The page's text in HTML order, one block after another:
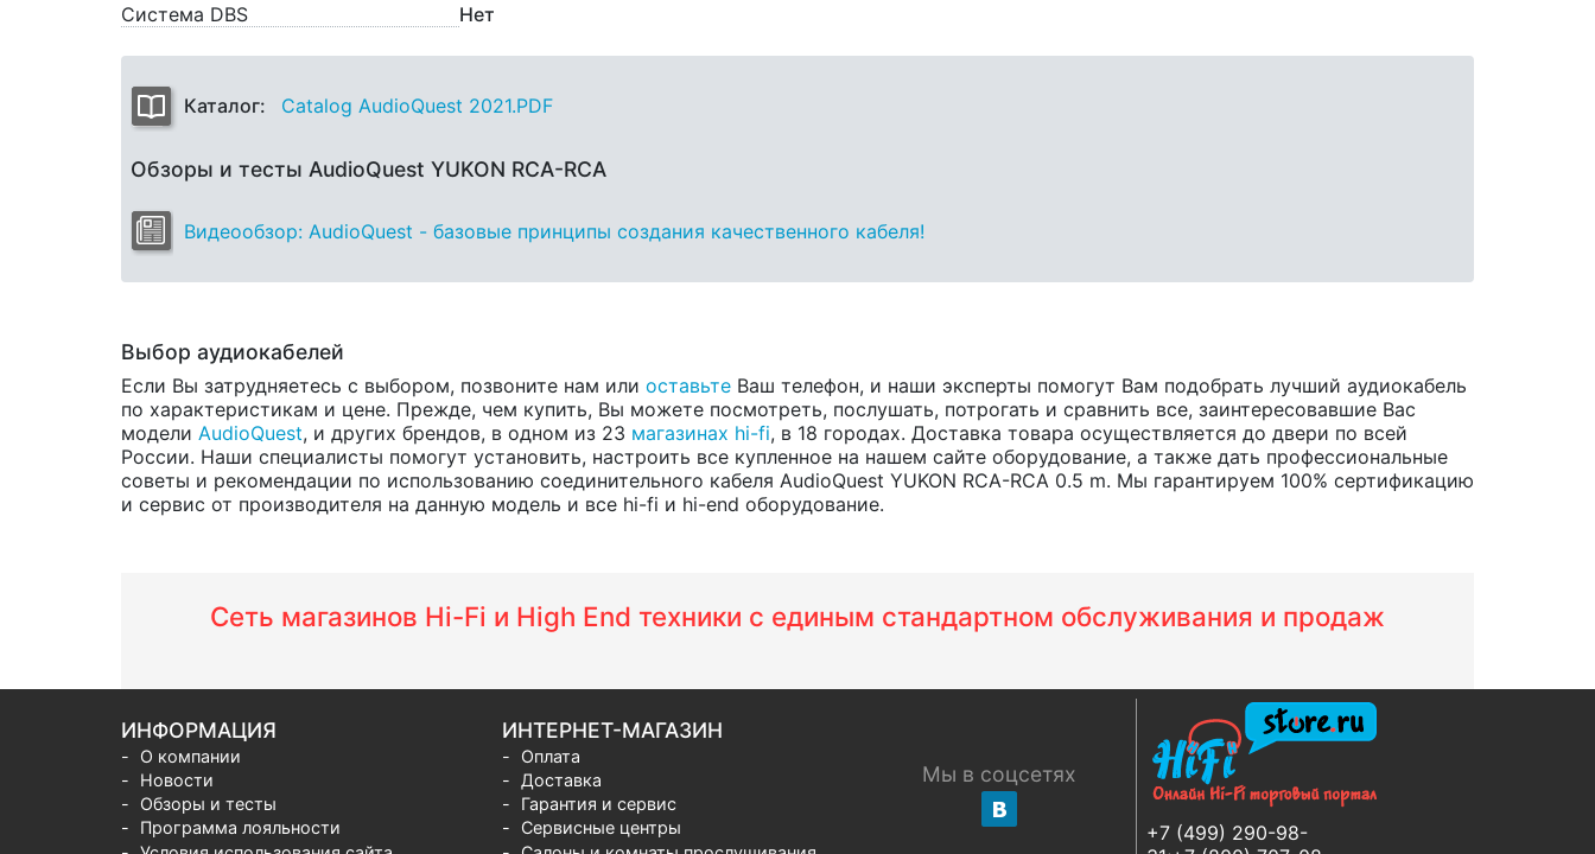
Система DBS
Нет
Каталог: Catalog AudioQuest 2021.PDF
Обзоры и тесты AudioQuest YUKON RCA-RCA
Видеообзор: AudioQuest - базовые принципы создания качественного кабеля!
Выбор аудиокабелей
Если Вы затрудняетесь с выбором, позвоните нам или оставьте Ваш телефон, и наши эксперты помогут Вам подобрать лучший аудиокабель
по характеристикам и цене. Прежде, чем купить, Вы можете посмотреть, послушать, потрогать и сравнить все, заинтересовавшие Вас
модели AudioQuest, и других брендов, в одном из 23 магазинах hi-fi, в 18 городах. Доставка товара осуществляется до двери по всей
России. Наши специалисты помогут установить, настроить все купленное на нашем сайте оборудование, а также дать профессиональные
советы и рекомендации по использованию соединительного кабеля AudioQuest YUKON RCA-RCA 0.5 m. Мы гарантируем 100% сертификацию
и сервис от производителя на данную модель и все hi-fi и hi-end оборудование.
Сеть магазинов Hi-Fi и High End техники с единым стандартном обслуживания и продаж
+7 (499) 290-98-
ИНФОРМАЦИЯ
О компании
Новости
Обзоры и тесты
Программа лояльности
ИНТЕРНЕТ-МАГАЗИН
Оплата
Доставка
Гарантия и сервис
Сервисные центры
Мы в соцсетях